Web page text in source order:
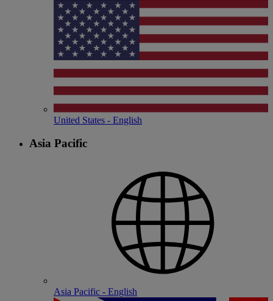
United States - English
Asia Pacific
Asia Pacific - English